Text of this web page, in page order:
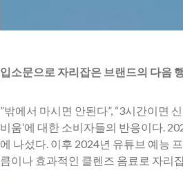
입소문으로 자리잡은 브랜드의 다음
​”밖에서 마시면 안된다”, “3시간이면
비움’에 대한 소비자들의 반응이다.
에 나섰다. 이후 2024년 유튜브 예능
큼이나 효과적인 클렌즈 음료로 자리